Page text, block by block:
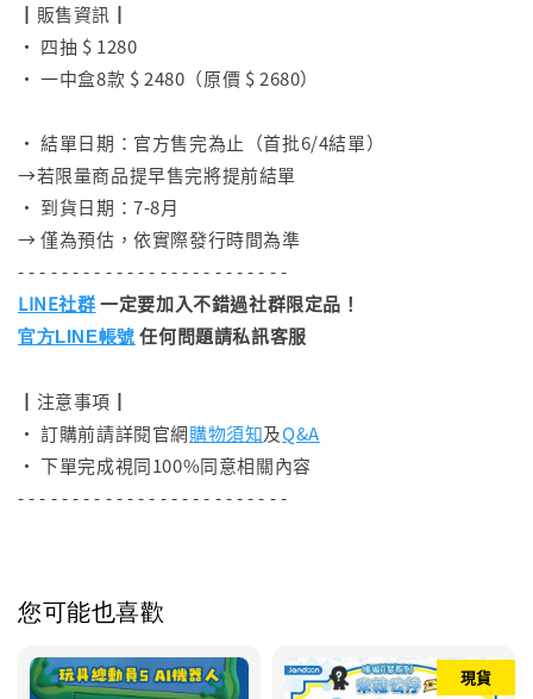
┃販售資訊┃
• 四抽 $ 1280
• 一中盒8款 $ 2480（原價 $ 2680）
• 結單日期：官方售完為止（首批6/4結單）
→若限量商品提早售完將提前結單
• 到貨日期：7-8月
→ 僅為預估，依實際發行時間為準
- - - - - - - - - - - - - - - - - - - - - - - - -
LINE社群一定要加入不錯過社群限定品！
官方LINE帳號 任何問題請私訊客服
┃注意事項┃
• 訂購前請詳閱官網購物須知及Q&A
• 下單完成視同100%同意相關內容
- - - - - - - - - - - - - - - - - - - - - - - - -
您可能也喜歡
現貨